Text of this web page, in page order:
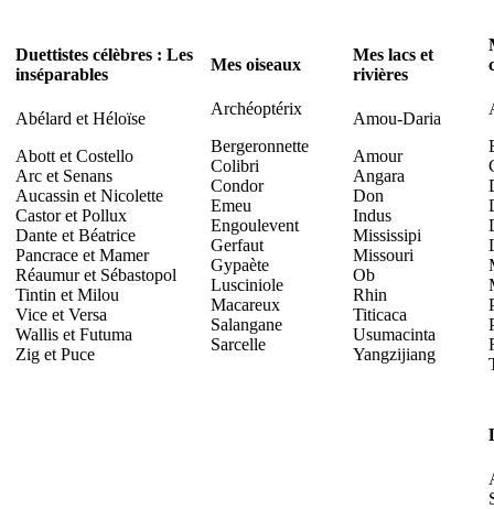
Duettistes célèbres : Les
inséparables
Abélard et Héloïse
Abott et Costello
Arc et Senans
Aucassin et Nicolette
Castor et Pollux
Dante et Béatrice
Pancrace et Mamer
Réaumur et Sébastopol
Tintin et Milou
Vice et Versa
Wallis et Futuma
Zig et Puce
Mes oiseaux
Archéoptérix
Bergeronnette
Colibri
Condor
Emeu
Engoulevent
Gerfaut
Gypaète
Lusciniole
Macareux
Salangane
Sarcelle
Mes lacs et
rivières
Amou-Daria
Amour
Angara
Don
Indus
Mississipi
Missouri
Ob
Rhin
Titicaca
Usumacinta
Yangzijiang